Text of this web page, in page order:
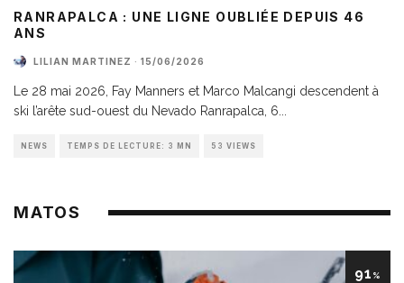
RANRAPALCA : UNE LIGNE OUBLIÉE DEPUIS 46
ANS
LILIAN MARTINEZ · 15/06/2026
Le 28 mai 2026, Fay Manners et Marco Malcangi descendent à
ski l’arête sud-ouest du Nevado Ranrapalca, 6
NEWS TEMPS DE LECTURE: 3 MN 53 VIEWS
MATOS
91 %